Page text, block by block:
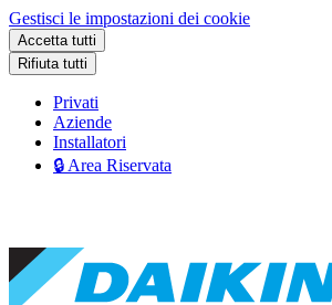
Gestisci le impostazioni dei cookie
Accetta tutti
Rifiuta tutti
Privati
Aziende
Installatori
🔒 Area Riservata